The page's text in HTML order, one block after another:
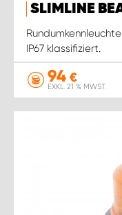
SLIMLINE
IP67 klassifiziert.
94 €
EXKL. 21 % MWST.